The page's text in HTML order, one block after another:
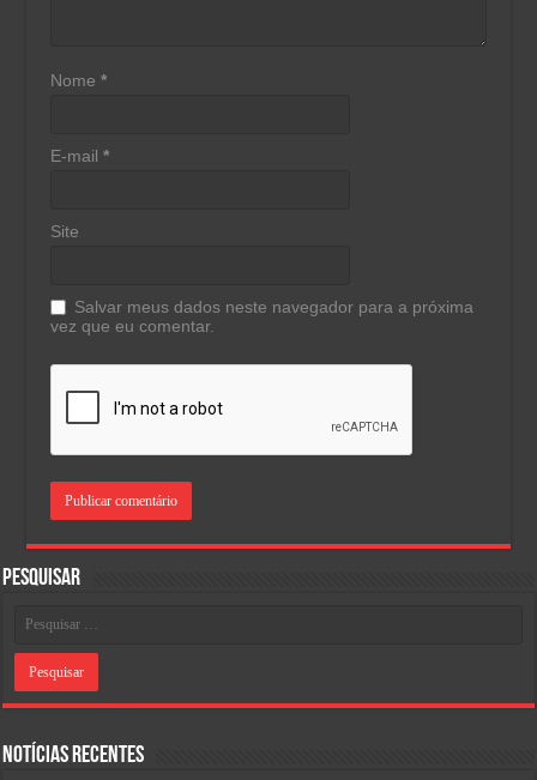
Nome*
E-mail*
Site
Salvar meus dados neste navegador para a próxima
vez que eu comentar.
Pesquisar
Notícias Recentes